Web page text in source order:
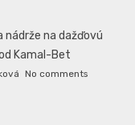
nádrže na dažďovú
Kamal-Bet
No comments